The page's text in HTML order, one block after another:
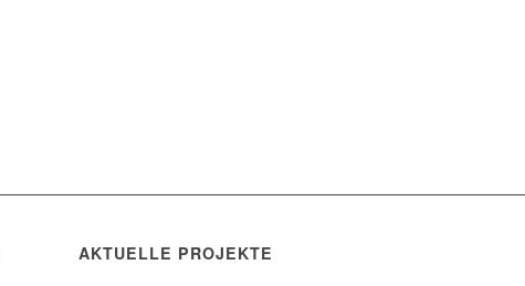
AKTUELLE PROJEKTE